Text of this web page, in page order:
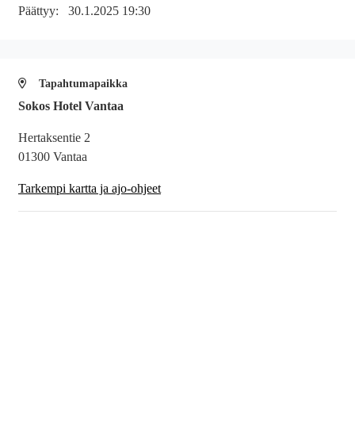
Päättyy: 30.1.2025 19:30
Tapahtumapaikka
Sokos Hotel Vantaa
Hertaksentie 2
01300 Vantaa
Tarkempi kartta ja ajo-ohjeet